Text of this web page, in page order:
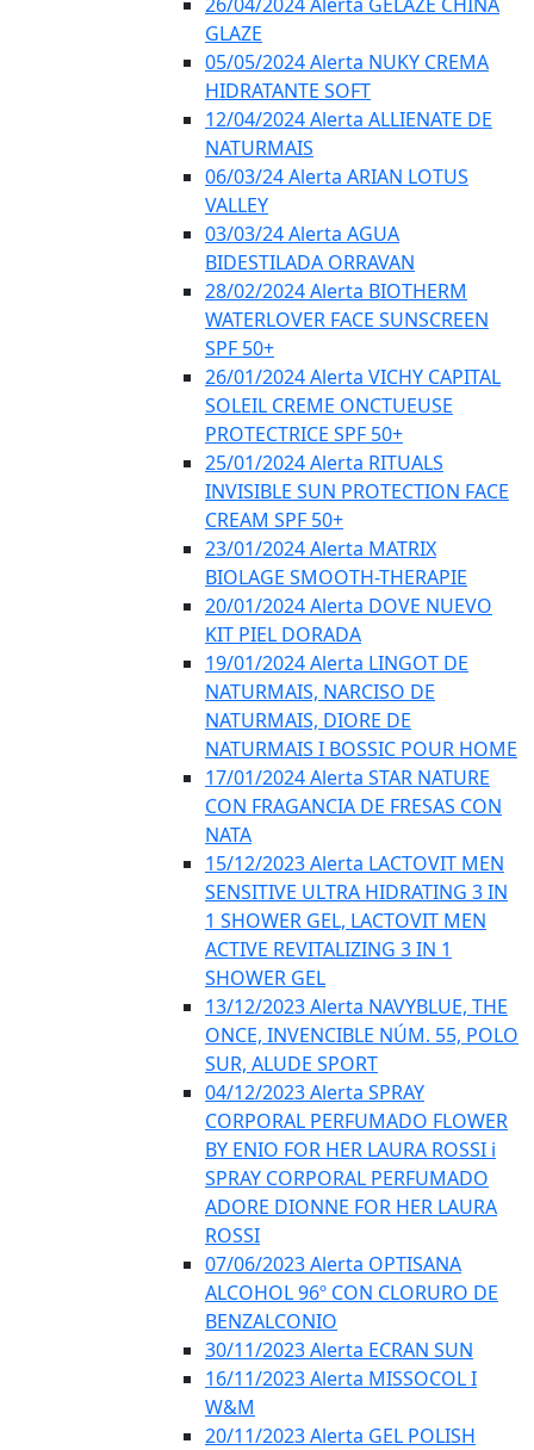
GLAZE
05/05/2024 Alerta NUKY CREMA
HIDRATANTE SOFT
12/04/2024 Alerta ALLIENATE DE
NATURMAIS
06/03/24 Alerta ARIAN LOTUS
VALLEY
03/03/24 Alerta AGUA
BIDESTILADA ORRAVAN
28/02/2024 Alerta BIOTHERM
WATERLOVER FACE SUNSCREEN
SPF 50+
26/01/2024 Alerta VICHY CAPITAL
SOLEIL CREME ONCTUEUSE
PROTECTRICE SPF 50+
25/01/2024 Alerta RITUALS
INVISIBLE SUN PROTECTION FACE
CREAM SPF 50+
23/01/2024 Alerta MATRIX
BIOLAGE SMOOTH-THERAPIE
20/01/2024 Alerta DOVE NUEVO
KIT PIEL DORADA
19/01/2024 Alerta LINGOT DE
NATURMAIS, NARCISO DE
NATURMAIS, DIORE DE
NATURMAIS I BOSSIC POUR HOME
17/01/2024 Alerta STAR NATURE
CON FRAGANCIA DE FRESAS CON
NATA
15/12/2023 Alerta LACTOVIT MEN
SENSITIVE ULTRA HIDRATING 3 IN
1 SHOWER GEL, LACTOVIT MEN
ACTIVE REVITALIZING 3 IN 1
SHOWER GEL
13/12/2023 Alerta NAVYBLUE, THE
ONCE, INVENCIBLE NÚM. 55, POLO
SUR, ALUDE SPORT
04/12/2023 Alerta SPRAY
CORPORAL PERFUMADO FLOWER
BY ENIO FOR HER LAURA ROSSI i
SPRAY CORPORAL PERFUMADO
ADORE DIONNE FOR HER LAURA
ROSSI
07/06/2023 Alerta OPTISANA
ALCOHOL 96º CON CLORURO DE
BENZALCONIO
30/11/2023 Alerta ECRAN SUN
16/11/2023 Alerta MISSOCOL I
W&M
20/11/2023 Alerta GEL POLISH